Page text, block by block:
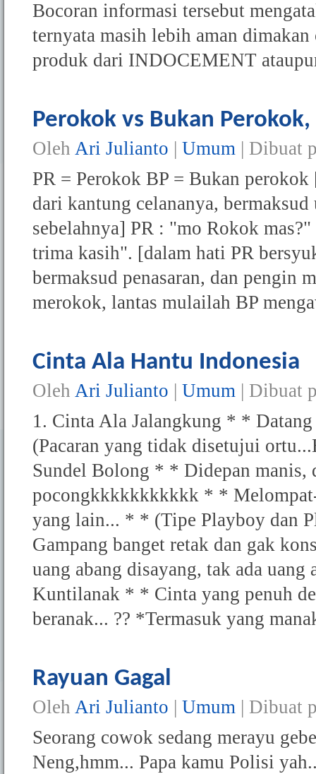
Bocoran informasi tersebut
ternyata masih lebih aman
produk dari INDOCEMENT
Perokok vs Bukan
Oleh Ari Julianto | Umum | Dibuat
PR = Perokok BP = Bukan
dari kantung celananya,
sebelahnya] PR : "mo Rokok
trima kasih". [dalam hati PR
bermaksud penasaran, dan pengin
merokok, lantas mulailah BP
Cinta Ala Hantu Indonesia
Oleh Ari Julianto | Umum | Dibuat
1. Cinta Ala Jalangkung * *
(Pacaran yang tidak disetujui
Sundel Bolong * * Didepan manis,
pocongkkkkkkkkkkk * *
yang lain... * * (Tipe Playboy dan
Gampang banget retak dan gak
uang abang disayang, tak ada
Kuntilanak * * Cinta yang penuh
beranak... ?? *Termasuk yang
Rayuan Gagal
Oleh Ari Julianto | Umum | Dibuat
Seorang cowok sedang merayu
Neng,hmm... Papa kamu Polisi